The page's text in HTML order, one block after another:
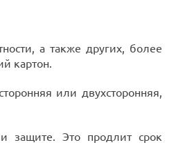
а также других, более
картон.
или двухсторонняя,
защите. Это продлит срок